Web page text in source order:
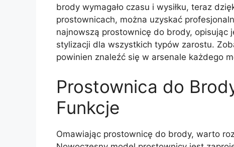
brody wymagało czasu i wysiłku, teraz
prostownicach, można uzyskać
najnowszą prostownicę do brody, opisując
stylizacji dla wszystkich typów zarostu.
powinien znaleźć się w arsenale każdego
Prostownica do
Funkcje
Omawiając prostownicę do brody, warto